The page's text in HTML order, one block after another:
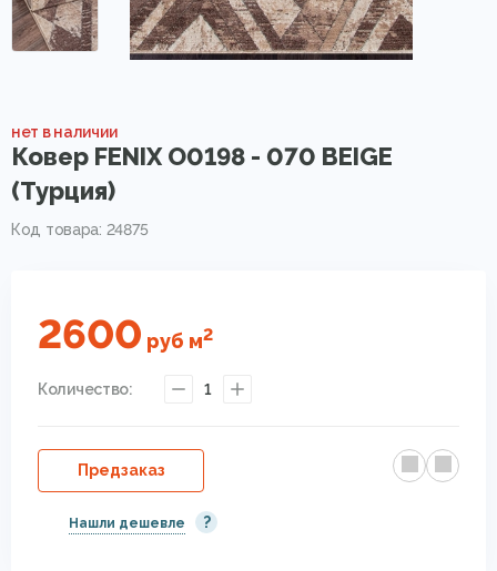
нет в наличии
Ковер FENIX O0198 - 070 BEIGE
(Турция)
Код товара: 24875
2600 руб м2
Количество: 1
Предзаказ
Нашли дешевле ?